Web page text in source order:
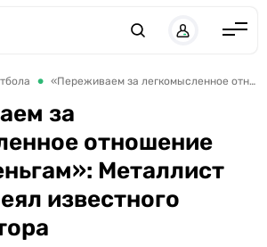
«Переживаем за легкомысленное отношение Вацко к деньгам»: Металлист 1925 высмеял известного комментатора
за
отношение
Металлист
известного